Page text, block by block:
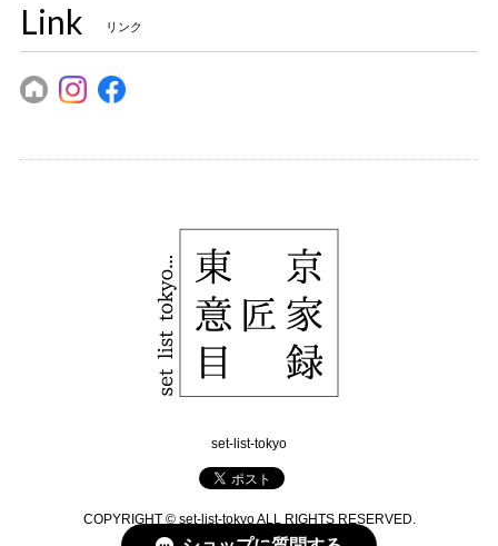
Link リンク
set-list-tokyo
COPYRIGHT © set-list-tokyo ALL RIGHTS RESERVED.